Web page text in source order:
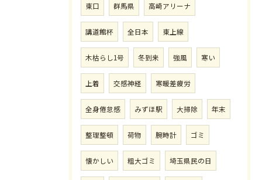
東口 群馬県 高崎アリーナ
講道館杯 全日本 東上線
木枯らし1号 冬到来 強風 寒い
上着 交感神経 寒暖差疲労
全身倦怠感 みずほ駅 大掃除 年末
整理整頓 荷物 腕時計 ゴミ
懐かしい 粗大ゴミ 埼玉県民の日